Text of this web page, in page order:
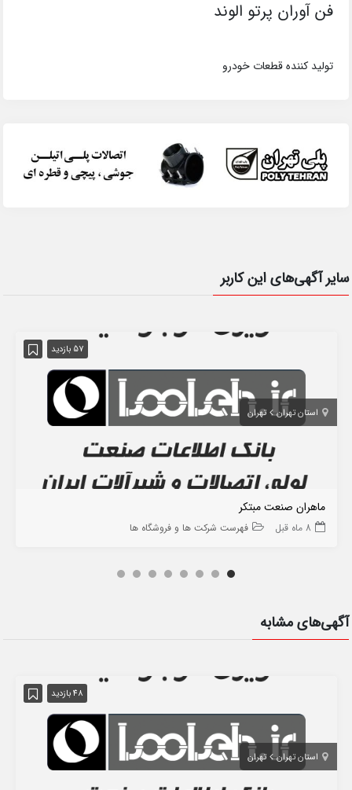
فن آوران پرتو الوند
تولید کننده قطعات خودرو
سایر آگهی‌های این کاربر
57 بازدید
استان تهران تهران
ماهران صنعت مبتکر
8 ماه قبل فهرست شرکت ها و فروشگاه ها
آگهی‌های مشابه
48 بازدید
استان تهران تهران